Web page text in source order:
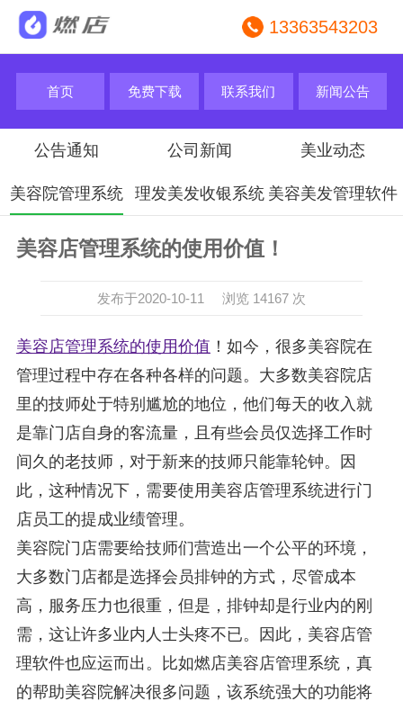
13363543203
首页 免费下载 联系我们 新闻公告
公告通知 公司新闻 美业动态
美容院管理系统 理发美发收银系统 美容美发管理软件
美容店管理系统的使用价值！
发布于2020-10-11 浏览 14167 次
美容店管理系统的使用价值 ！ 如今，很多美容院在
管理过程中存在各种各样的问题。大多数美容院店
里的技师处于特别尴尬的地位，他们每天的收入就
是靠门店自身的客流量，且有些会员仅选择工作时
间久的老技师，对于新来的技师只能靠轮钟。因
此，这种情况下，需要使用美容店管理系统进行门
店员工的提成业绩管理。
美容院门店需要给技师们营造出一个公平的环境，
大多数门店都是选择会员排钟的方式，尽管成本
高，服务压力也很重，但是，排钟却是行业内的刚
需，这让许多业内人士头疼不已。因此，美容店管
理软件也应运而出。比如燃店美容店管理系统，真
的帮助美容院解决很多问题，该系统强大的功能将